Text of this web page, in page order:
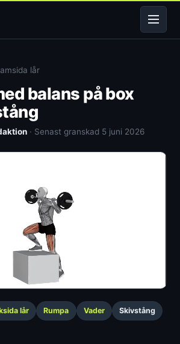
lår
balans på box
· Senast granskad 5 juni 2026
lår Rumpa Vader Skivstång